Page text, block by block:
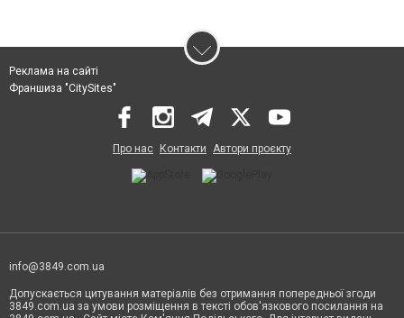
Реклама на сайті
Франшиза "CitySites"
Про нас Контакти Автори проєкту
info@3849.com.ua
Допускається цитування матеріалів без отримання попередньої згоди
3849.com.ua за умови розміщення в тексті обов'язкового посилання на